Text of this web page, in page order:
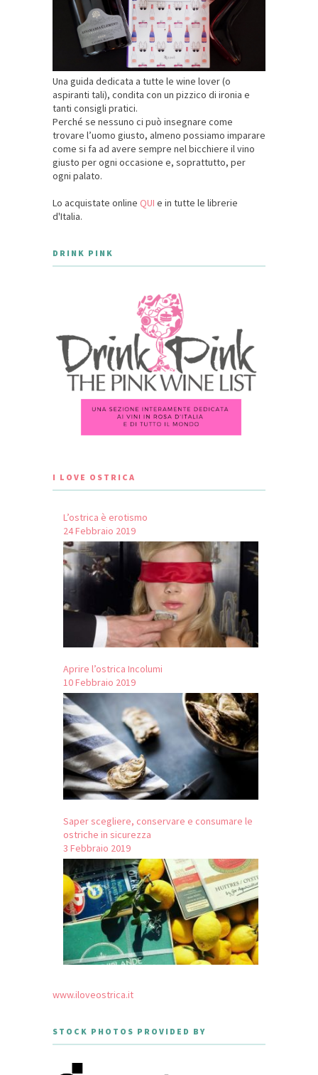
Una guida dedicata a tutte le wine lover (o
aspiranti tali), condita con un pizzico di ironia e
tanti consigli pratici.
Perché se nessuno ci può insegnare come
trovare l’uomo giusto, almeno possiamo imparare
come si fa ad avere sempre nel bicchiere il vino
giusto per ogni occasione e, soprattutto, per
ogni palato.
Lo acquistate online QUI e in tutte le librerie
d'Italia.
DRINK PINK
I LOVE OSTRICA
L’ostrica è erotismo
24 Febbraio 2019
Aprire l’ostrica Incolumi
10 Febbraio 2019
Saper scegliere, conservare e consumare le
ostriche in sicurezza
3 Febbraio 2019
www.iloveostrica.it
STOCK PHOTOS PROVIDED BY